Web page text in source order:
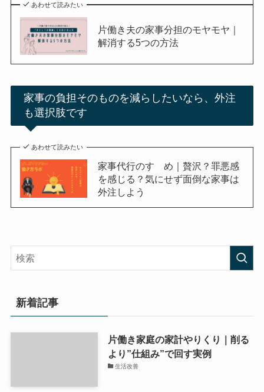
あわせて読みたい
片働き夫の家事分担のモヤモヤ｜
解消する5つの方法
家事の負担そのものを減らしたいなら、外注
も選択肢です
あわせて読みたい
家事代行のすゝめ｜贅沢？罪悪感
を感じる？気にせず面倒な家事は
外注しよう
新着記事
片働き家庭の家計やりくり｜削る
より”仕組み”で回す実例
生活改善